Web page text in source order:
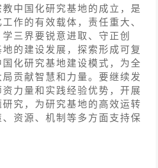
中国化研究基地的成立，是
作的有效载体，责任重大、
三界要锐意进取、守正创
的建设发展，探索形成可复
化研究基地建设模式，为全
贡献智慧和力量。要继续发
力量和实践经验优势，开展
究，为研究基地的高效运转
资源、机制等多方面支持保